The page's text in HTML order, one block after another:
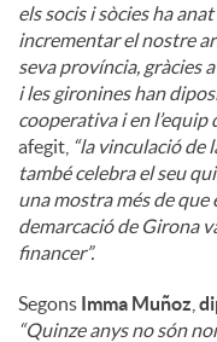
els socis i sòcies ha
incrementar el nostre
seva província, gràcies
i les gironines han
cooperativa i en l’equip
afegit, “la vinculació de
també celebra el seu
una mostra més de
demarcació de Girona
financer”.
Segons Imma Muñoz
“Quinze anys no són